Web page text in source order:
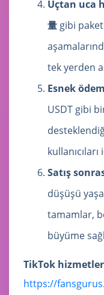
Uçtan uca
量 gibi
tek yerden
Esnek
USDT gibi
Satış
düşüşü
tamamlar,
büyüme
TikTok
https://